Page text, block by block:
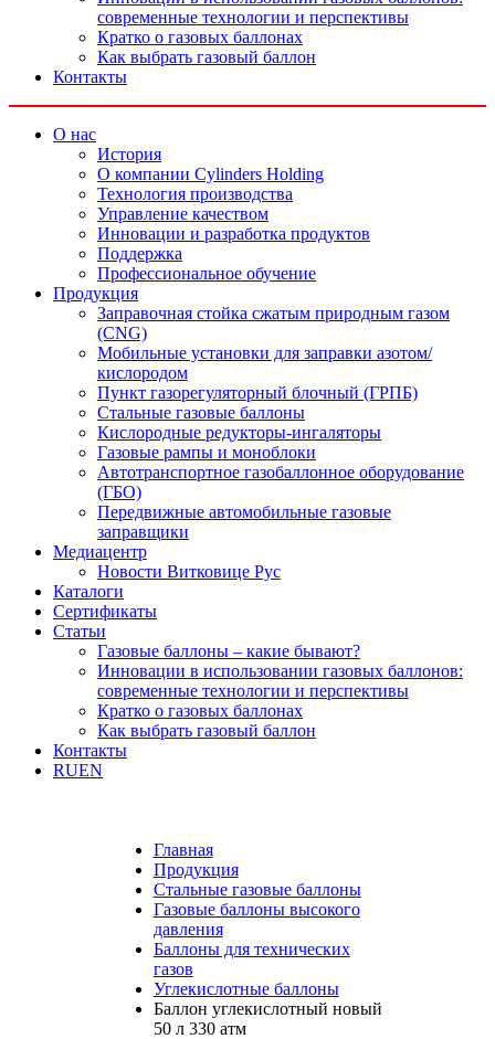
современные технологии и перспективы
Кратко о газовых баллонах
Как выбрать газовый баллон
Контакты
О нас
История
О компании Cylinders Holding
Технология производства
Управление качеством
Инновации и разработка продуктов
Поддержка
Профессиональное обучение
Продукция
Заправочная стойка сжатым природным газом
(CNG)
Мобильные установки для заправки азотом/
кислородом
Пункт газорегуляторный блочный (ГРПБ)
Стальные газовые баллоны
Кислородные редукторы-ингаляторы
Газовые рампы и моноблоки
Автотранспортное газобаллонное оборудование
(ГБО)
Передвижные автомобильные газовые
заправщики
Медиацентр
Новости Витковице Рус
Каталоги
Сертификаты
Статьи
Газовые баллоны – какие бывают?
Инновации в использовании газовых баллонов:
современные технологии и перспективы
Кратко о газовых баллонах
Как выбрать газовый баллон
Контакты
RUEN
Главная
Продукция
Стальные газовые баллоны
Газовые баллоны высокого
давления
Баллоны для технических
газов
Углекислотные баллоны
Баллон углекислотный новый
50 л 330 атм